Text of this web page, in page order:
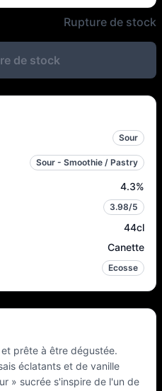
Roly Poly -
Rupture de stock
de stock
Sour
Sour - Smoothie / Pastry
4.3%
3.98/5
44cl
Canette
Ecosse
prête à être dégustée.
éclatants et de vanille
» sucrée s'inspire de l'un de